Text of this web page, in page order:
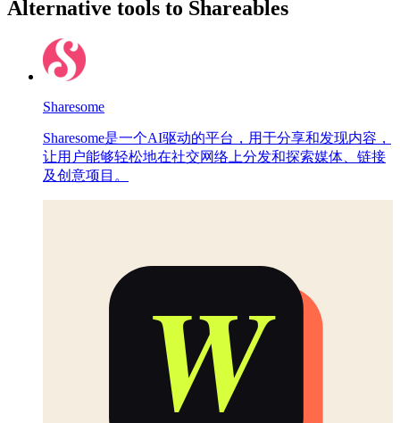
Alternative tools to Shareables
Sharesome
Sharesome是一个AI驱动的平台，用于分享和发现内容，
让用户能够轻松地在社交网络上分发和探索媒体、链接
及创意项目。